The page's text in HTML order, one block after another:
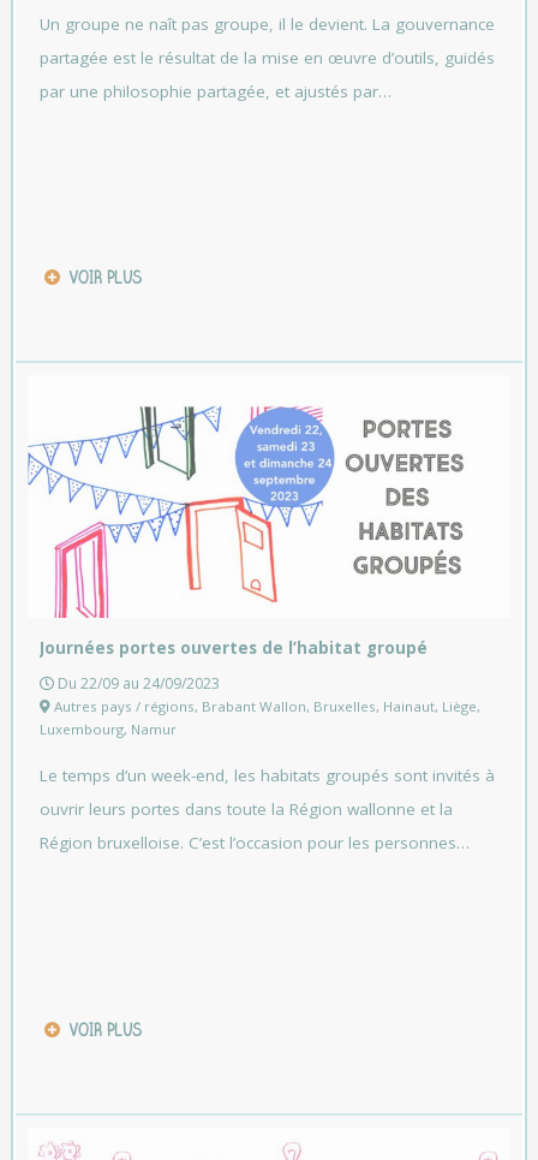
Un groupe ne naît pas groupe, il le devient. La gouvernance
partagée est le résultat de la mise en œuvre d’outils, guidés
par une philosophie partagée, et ajustés par…
VOIR PLUS
Journées portes ouvertes de l’habitat groupé
Du 22/09 au 24/09/2023
Autres pays / régions, Brabant Wallon, Bruxelles, Hainaut, Liège,
Luxembourg, Namur
Le temps d’un week-end, les habitats groupés sont invités à
ouvrir leurs portes dans toute la Région wallonne et la
Région bruxelloise. C’est l’occasion pour les personnes…
VOIR PLUS